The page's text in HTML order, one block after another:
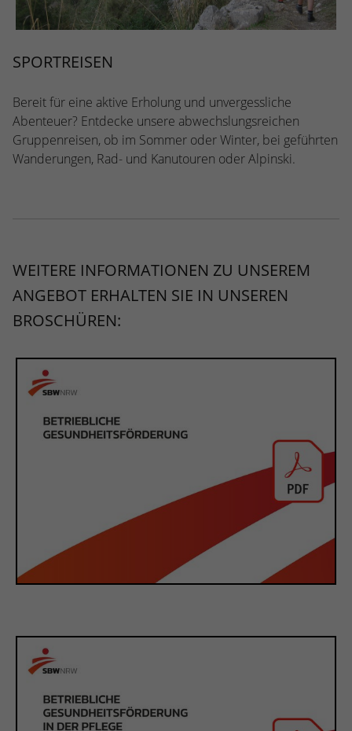
SPORTREISEN
Bereit für eine aktive Erholung und unvergessliche
Abenteuer? Entdecke unsere abwechslungsreichen
Gruppenreisen, ob im Sommer oder Winter, bei geführten
Wanderungen, Rad- und Kanutouren oder Alpinski.
WEITERE INFORMATIONEN ZU UNSEREM
ANGEBOT ERHALTEN SIE IN UNSEREN
BROSCHÜREN: